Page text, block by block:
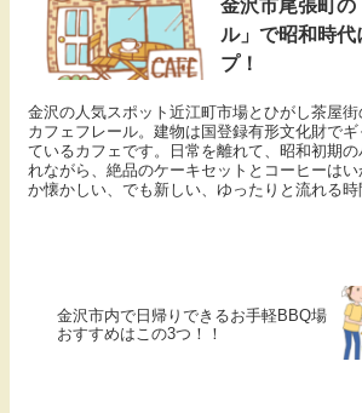
金沢市尾張町
ル」で昭和時代
プ！
金沢の人気スポット近江町市場とひがし茶屋
カフェフレール。建物は国登録有形文化財で
ているカフェです。日常を離れて、昭和初期
れながら、絶品のケーキセットとコーヒーはい
か懐かしい、でも新しい、ゆったりと流れる時
金沢市内で日帰りできるお手軽BBQ場
おすすめはこの3つ！！